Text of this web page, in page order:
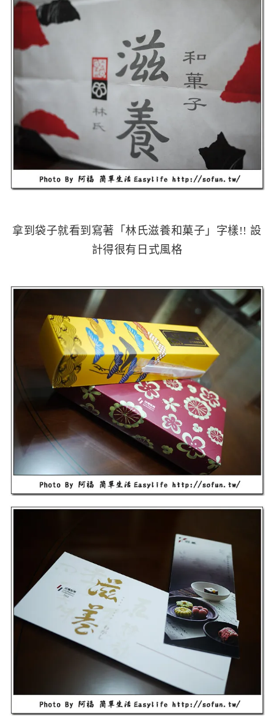
拿到袋子就看到寫著「林氏滋養和菓子」字樣!! 設
計得很有日式風格